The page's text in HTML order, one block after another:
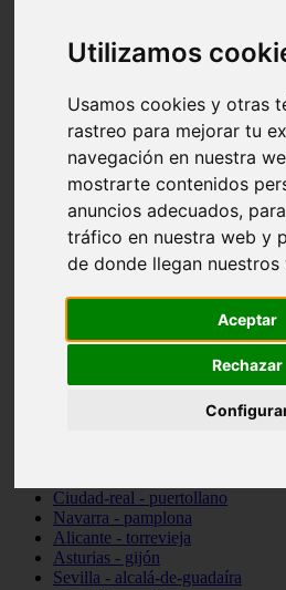
Utilizamos
Usamos cookies y otras
rastreo para mejorar tu
navegación en nuestra
mostrarte contenidos
anuncios adecuados,
tráfico en nuestra web y
de donde llegan nuestros
Aceptar
Rechazar
Valencia - chiva
Murcia - calasparra
Valencia - sagunt
Asturias - ribadesella
Castellón - benicàssim
Alicante - el-campello
Cádiz - rota
Madrid - las-rozas-de-madrid
Ciudad-real - ciudad-real
Madrid - tres-cantos
Las-palmas - yaiza
Alicante - elx
Ciudad-real - puertollano
Navarra - pamplona
Alicante - torrevieja
Asturias - gijón
Sevilla - alcalá-de-guadaíra